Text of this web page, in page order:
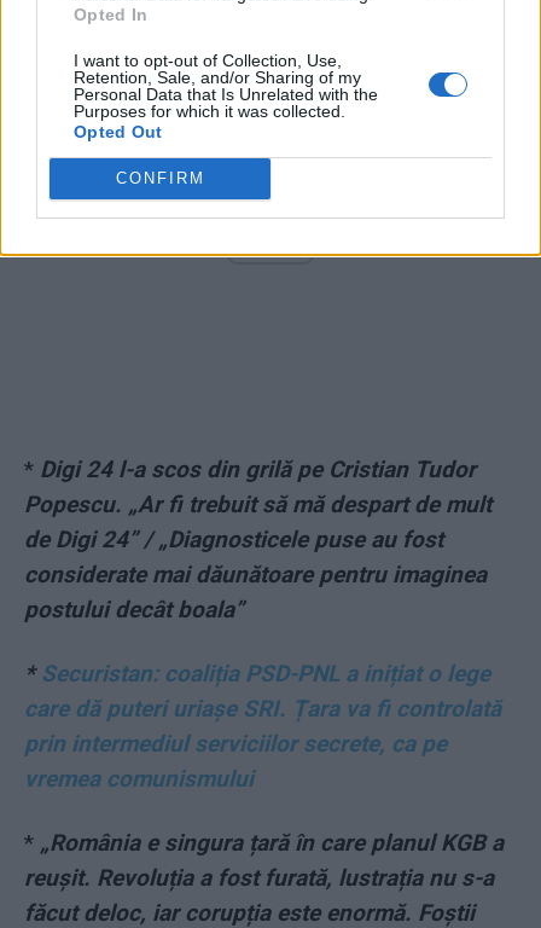
Opted In
I want to opt-out of Collection, Use,
Retention, Sale, and/or Sharing of my
Personal Data that Is Unrelated with the
Purposes for which it was collected.
Opted Out
CONFIRM
ad
* Digi 24 l-a scos din grilă pe Cristian Tudor
Popescu. „Ar fi trebuit să mă despart de mult
de Digi 24” / „Diagnosticele puse au fost
considerate mai dăunătoare pentru imaginea
postului decât boala”
* Securistan: coaliția PSD-PNL a inițiat o lege
care dă puteri uriașe SRI. Țara va fi controlată
prin intermediul serviciilor secrete, ca pe
vremea comunismului
* „România e singura țară în care planul KGB a
reușit. Revoluția a fost furată, lustrația nu s-a
făcut deloc, iar corupția este enormă. Foștii